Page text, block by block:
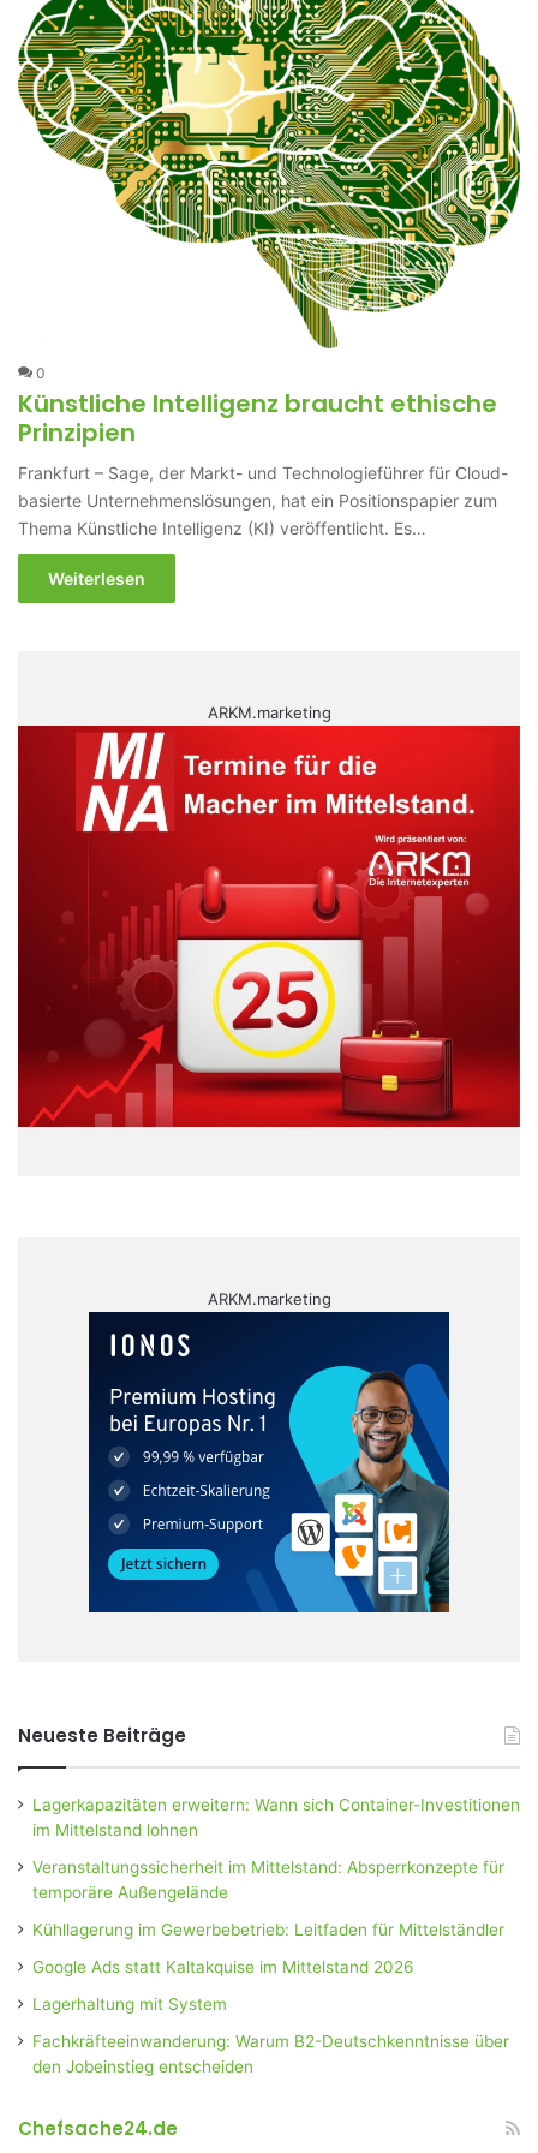
0
Künstliche Intelligenz braucht ethische
Prinzipien
Frankfurt – Sage, der Markt- und Technologieführer für Cloud-
basierte Unternehmenslösungen, hat ein Positionspapier zum
Thema Künstliche Intelligenz (KI) veröffentlicht. Es…
Weiterlesen
ARKM.marketing
ARKM.marketing
Neueste Beiträge
Lagerkapazitäten erweitern: Wann sich Container-Investitionen
im Mittelstand lohnen
Veranstaltungssicherheit im Mittelstand: Absperrkonzepte für
temporäre Außengelände
Kühllagerung im Gewerbebetrieb: Leitfaden für Mittelständler
Google Ads statt Kaltakquise im Mittelstand 2026
Lagerhaltung mit System
Fachkräfteeinwanderung: Warum B2-Deutschkenntnisse über
den Jobeinstieg entscheiden
Chefsache24.de